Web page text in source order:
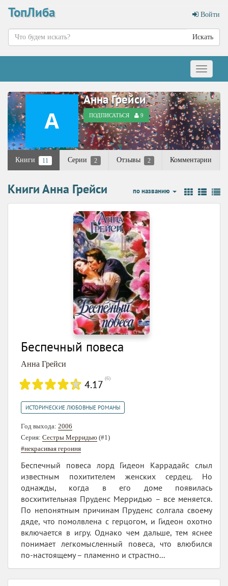
ТопЛиба Войти
Искать
Меню
Анна Грейси
ПОДПИСАТЬСЯ 9
Книги 11 Серии 2 Отзывы 2 Комментарии
Книги Анна Грейси по названию
Беспечный повеса
Анна Грейси
4.17 (6)
ИСТОРИЧЕСКИЕ ЛЮБОВНЫЕ РОМАНЫ
Год выхода: 2006
Серия: Сестры Мерридью (#1)
#некрасивая героиня
Беспечный повеса лорд Гидеон Каррадайс слыл
известным похитителем женских сердец. Но
однажды, когда в его доме появилась
восхитительная Пруденс Мерридью – все меняется.
По непонятным причинам Пруденс солгала своему
дяде, что помолвлена с герцогом, и Гидеон охотно
включается в игру. Однако чем дальше, тем яснее
понимает легкомысленный повеса, что влюбился
по-настоящему – пламенно и страстно...